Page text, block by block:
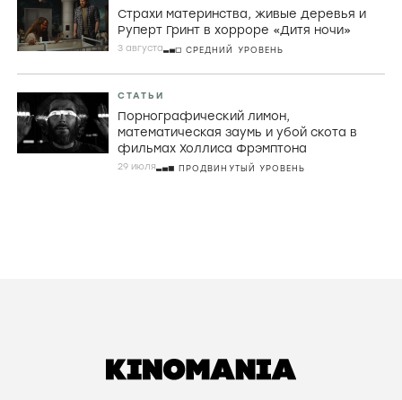
Страхи материнства, живые деревья и
Руперт Гринт в хорроре «Дитя ночи»
3 августа СРЕДНИЙ УРОВЕНЬ
СТАТЬИ
Порнографический лимон,
математическая заумь и убой скота в
фильмах Холлиса Фрэмптона
29 июля ПРОДВИНУТЫЙ УРОВЕНЬ